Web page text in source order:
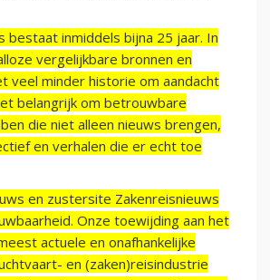
bestaat inmiddels bijna 25 jaar. In
vergelijkbare bronnen en
veel minder historie om aandacht
belangrijk om betrouwbare
die niet alleen nieuws brengen,
en verhalen die er echt toe
en zustersite Zakenreisnieuws
Onze toewijding aan het
actuele en onafhankelijke
en (zaken)reisindustrie